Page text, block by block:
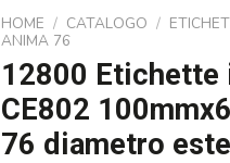
HOME / CATALOGO /
ANIMA 76
12800 Etichette
CE802
76 diametro